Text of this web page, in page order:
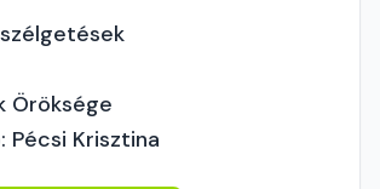
Öröksége
Pécsi Krisztina